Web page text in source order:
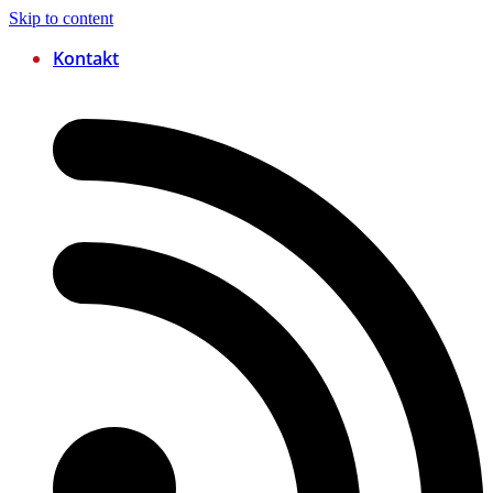
Skip to content
Kontakt